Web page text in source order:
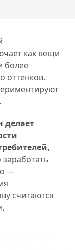
как вещи
более
оттенков.
делает
—
считаются